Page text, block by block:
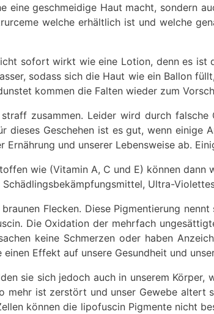
geschmeidige Haut macht, sondern
welche erhältlich ist und welche
sofort wirkt wie eine Lotion, denn es
sodass sich die Haut wie ein Ballon
kommen die Falten wieder zum
zusammen. Leider wird durch
Geschehen ist es gut, wenn einige
und unserer Lebensweise ab.
wie (Vitamin A, C und E) können
Ultra-
Flecken. Diese Pigmentierung
Die Oxidation der mehrfach
keine Schmerzen oder haben
Effekt auf unsere Gesundheit und
sie sich jedoch auch in unserem
mehr ist zerstört und unser Gewebe altert
können die lipofuscin Pigmente nicht